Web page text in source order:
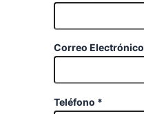
Correo
Teléfono *